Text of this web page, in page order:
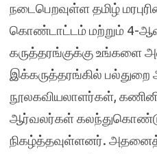
நடைபெறவுள்ள தமிழ்
கொண்டாட்டம் மற்றும் 4-
கருத்தரங்குக்கு உங்களை
இக்கருத்தரங்கில்
நூலகவியலாளர்கள்,
ஆர்வலர்கள்
நிகழ்த்தவுள்ளனர்.